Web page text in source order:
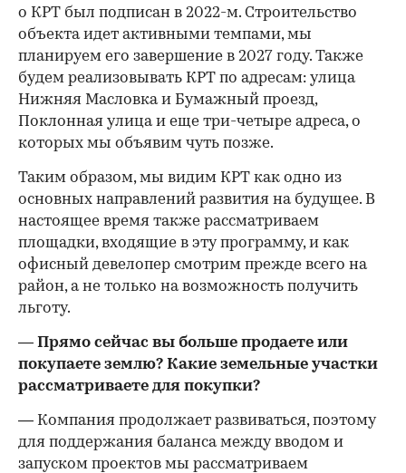
о КРТ был подписан в 2022-м. Строительство
объекта идет активными темпами, мы
планируем его завершение в 2027 году. Также
будем реализовывать КРТ по адресам: улица
Нижняя Масловка и Бумажный проезд,
Поклонная улица и еще три-четыре адреса, о
которых мы объявим чуть позже.
Таким образом, мы видим КРТ как одно из
основных направлений развития на будущее. В
настоящее время также рассматриваем
площадки, входящие в эту программу, и как
офисный девелопер смотрим прежде всего на
район, а не только на возможность получить
льготу.
— Прямо сейчас вы больше продаете или
покупаете землю? Какие земельные участки
рассматриваете для покупки?
— Компания продолжает развиваться, поэтому
для поддержания баланса между вводом и
запуском проектов мы рассматриваем